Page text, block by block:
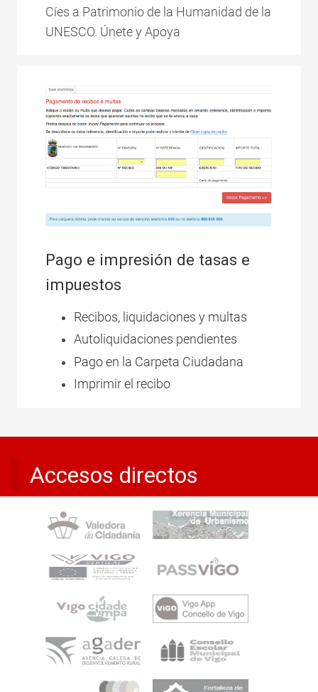
Cíes a Patrimonio de la Humanidad de la
UNESCO. Únete y Apoya
Pago e impresión de tasas e
impuestos
Recibos, liquidaciones y multas
Autoliquidaciones pendientes
Pago en la Carpeta Ciudadana
Imprimir el recibo
Accesos directos